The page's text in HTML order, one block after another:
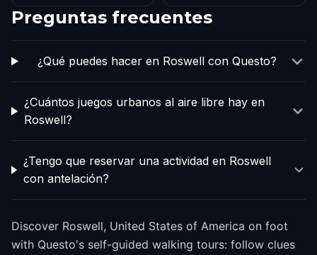
Preguntas frecuentes
¿Qué puedes hacer en Roswell con Questo?
¿Cuántos juegos urbanos al aire libre hay en
Roswell?
¿Tengo que reservar una actividad en Roswell
con antelación?
Discover Roswell, United States of America on foot
with Questo's self-guided walking tours: follow clues